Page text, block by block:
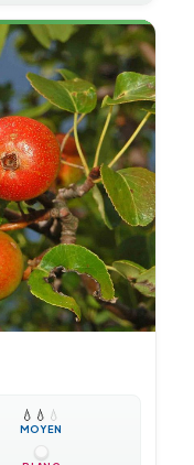
💧 💧 💧
MOYEN